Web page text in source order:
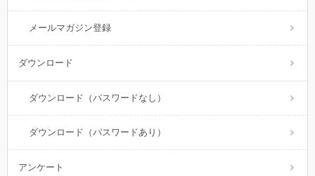
メールマガジン登録
ダウンロード
ダウンロード（パスワードなし）
ダウンロード（パスワードあり）
アンケート